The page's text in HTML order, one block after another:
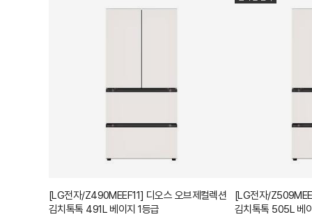
[LG전자/Z490MEEF11] 디오스 오브제컬렉션
김치톡톡 491L 베이지 1등급
[LG전자/
김치톡톡 505L 베